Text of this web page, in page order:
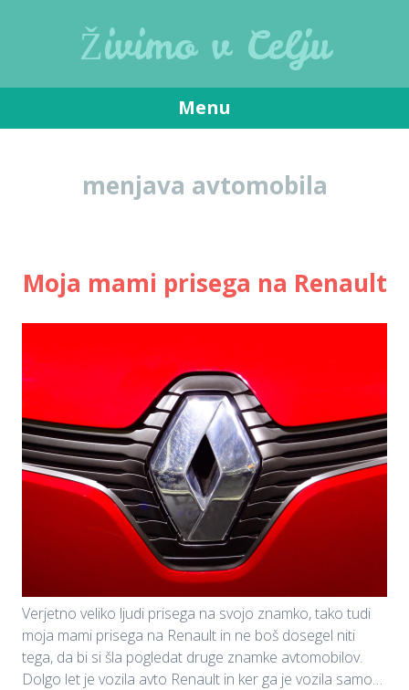
Živimo v Celju
Menu
menjava avtomobila
Moja mami prisega na Renault
Verjetno veliko ljudi prisega na svojo znamko, tako tudi
moja mami prisega na Renault in ne boš dosegel niti
tega, da bi si šla pogledat druge znamke avtomobilov.
Dolgo let je vozila avto Renault in ker ga je vozila samo…